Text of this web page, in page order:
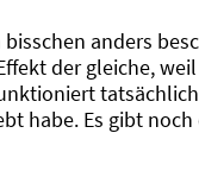
anders
der gleiche,
habe. Es gibt